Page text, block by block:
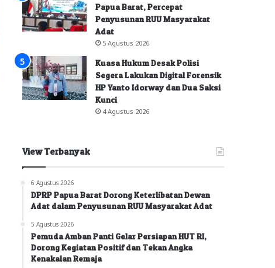
Papua Barat, Percepat
Penyusunan RUU Masyarakat
Adat
5 Agustus 2026
Kuasa Hukum Desak Polisi
Segera Lakukan Digital Forensik
HP Yanto Idorway dan Dua Saksi
Kunci
4 Agustus 2026
View Terbanyak
6 Agustus 2026
DPRP Papua Barat Dorong Keterlibatan Dewan
Adat dalam Penyusunan RUU Masyarakat Adat
5 Agustus 2026
Pemuda Amban Panti Gelar Persiapan HUT RI,
Dorong Kegiatan Positif dan Tekan Angka
Kenakalan Remaja